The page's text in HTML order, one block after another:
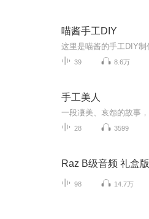
喵酱手工DIY
39 8.6万
手工美人
28 3599
Raz B级音频 礼盒版
98 14.7万